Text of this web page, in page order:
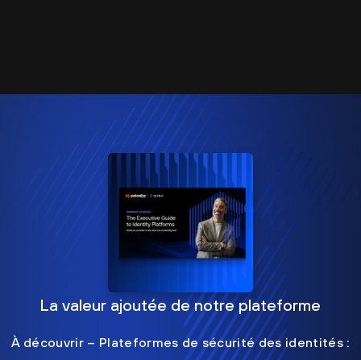
La valeur ajoutée de notre plateforme
À découvrir – Plateformes de sécurité des identités :